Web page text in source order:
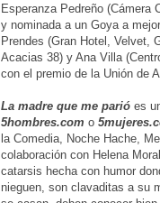
Esperanza Pedreño (Cámera
y nominada a un Goya a
Prendes (Gran Hotel, Velvet,
Acacias 38) y Ana Villa
con el premio de la Unión de
La madre que me parió es
5hombres.com o
la Comedia, Noche Hache,
colaboración con Helena
catarsis hecha con humor
nieguen, son clavaditas a su